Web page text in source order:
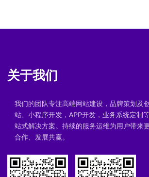
关于我们
我们的团队专注高端网站建设，品牌策划及
站、小程序开发，APP开发，业务系统定制
站式解决方案。持续的服务运维为用户带来
合作、发展共赢。